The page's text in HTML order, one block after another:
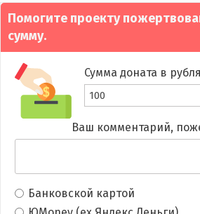
Помогите проекту
сумму.
Сумма доната в
Ваш комментарий,
Банковской картой